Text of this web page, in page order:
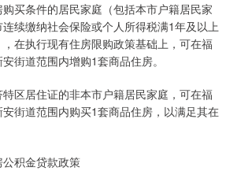
购买条件的居民家庭（包括本市户籍居民家
续缴纳社会保险或个人所得税满1年及以上
在执行现有住房限购政策基础上，可在福
街道范围内增购1套商品住房。
特区居住证的非本市户籍居民家庭，可在福
街道范围内购买1套商品住房，以满足其在
积金贷款政策